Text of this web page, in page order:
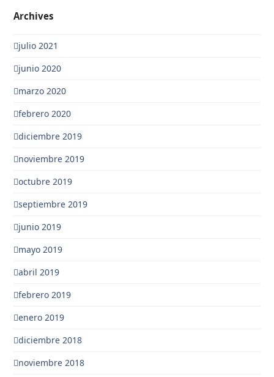
Archives
julio 2021
junio 2020
marzo 2020
febrero 2020
diciembre 2019
noviembre 2019
octubre 2019
septiembre 2019
junio 2019
mayo 2019
abril 2019
febrero 2019
enero 2019
diciembre 2018
noviembre 2018